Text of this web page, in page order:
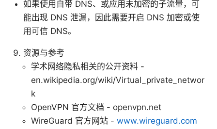
如果使用自带 DNS、或应用未加密的子流量，可
能出现 DNS 泄漏，因此需要开启 DNS 加密或使
用可信 DNS。
资源与参考
学术网络隐私相关的公开资料 -
en.wikipedia.org/wiki/Virtual_private_networ
k
OpenVPN 官方文档 - openvpn.net
WireGuard 官方网站 - www.wireguard.com